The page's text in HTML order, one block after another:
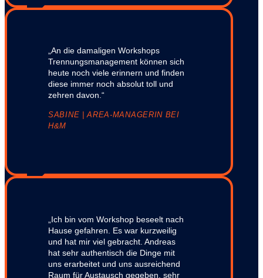
„An die damaligen Workshops
Trennungsmanagement können sich
heute noch viele erinnern und finden
diese immer noch absolut toll und
zehren davon.“
SABINE | AREA-MANAGERIN BEI
H&M
„Ich bin vom Workshop beseelt nach
Hause gefahren. Es war kurzweilig
und hat mir viel gebracht. Andreas
hat sehr authentisch die Dinge mit
uns erarbeitet und uns ausreichend
Raum für Austausch gegeben, sehr